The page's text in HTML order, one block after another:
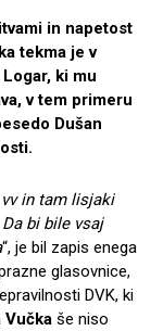
in napetost
tekma je v
ki mu
v tem primeru
Dušan
in tam lisjaki
bi bile vsaj
“, je bil zapis enega
glasovnice,
DVK, ki
Vučka še niso